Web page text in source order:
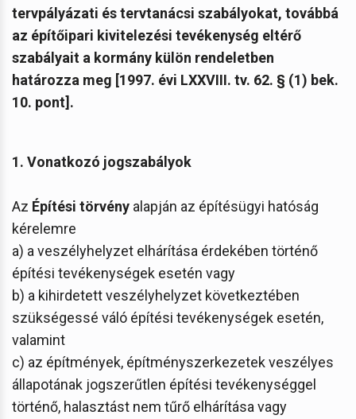
tervpályázati és tervtanácsi szabályokat, továbbá
az építőipari kivitelezési tevékenység eltérő
szabályait a kormány külön rendeletben
határozza meg [1997. évi LXXVIII. tv. 62. § (1) bek.
10. pont].
1. Vonatkozó jogszabályok
Az Építési törvény alapján az építésügyi hatóság
kérelemre
a) a veszélyhelyzet elhárítása érdekében történő
építési tevékenységek esetén vagy
b) a kihirdetett veszélyhelyzet következtében
szükségessé váló építési tevékenységek esetén,
valamint
c) az építmények, építményszerkezetek veszélyes
állapotának jogszerűtlen építési tevékenységgel
történő, halasztást nem tűrő elhárítása vagy